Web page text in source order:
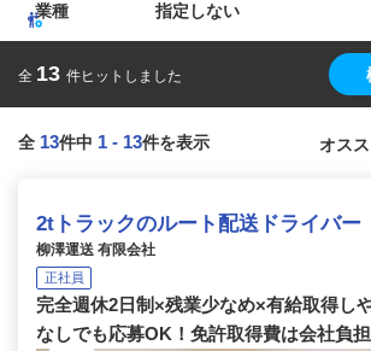
業種 指定しない
全 13 件ヒットしました
全 13件中 1 - 13件を表示
2tトラックのルート配送ドライバー
柳澤運送 有限会社
正社員
完全週休2日制×残業少なめ×有給取得し
なしでも応募OK！免許取得費は会社負担